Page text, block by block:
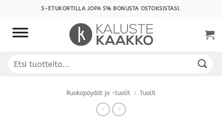
content
S-ETUKORTILLA JOPA 5% BONUSTA OSTOKSISTASI.
Etsi:
Ruokapöydät ja -tuolit / Tuolit